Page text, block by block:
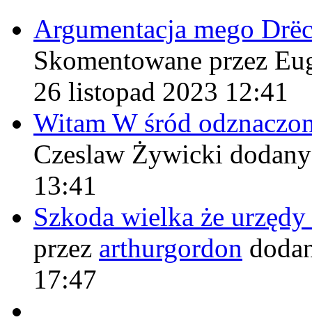
Argumentacja mego
Skomentowane przez
26 listopad 2023 12:41
Witam W śród
Czeslaw Żywicki
13:41
Szkoda wielka że
przez arthurgordon
17:47